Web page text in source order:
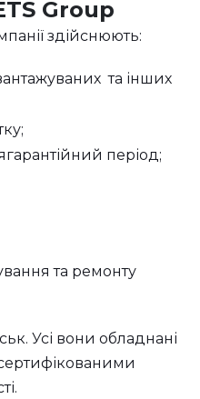
Group
здійснюють:
та інших
період;
та ремонту
Усі вони обладнані